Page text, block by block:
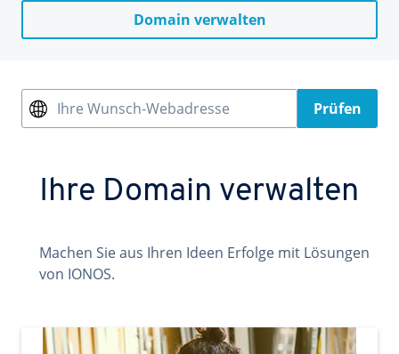
Domain verwalten
Ihre Wunsch-Webadresse Prüfen
Ihre Domain verwalten
Machen Sie aus Ihren Ideen Erfolge mit Lösungen
von IONOS.